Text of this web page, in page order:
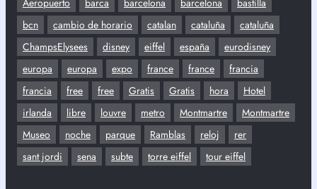
bcn
cambio de horario catalan cataluña
cataluña
ChampsElysees
disney eiffel españa
eurodisney
europa
europa expo france france
francia
francia
free free Gratis Gratis hora
Hotel
irlanda
libre louvre metro Montmartre
Montmartre
Museo
noche parque Ramblas reloj
rer
sant jordi
sena subte torre eiffel tour eiffel